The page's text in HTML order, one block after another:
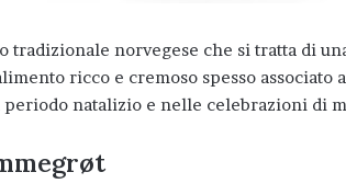
tradizionale norvegese che si tratta di
ricco e cremoso spesso associato
natalizio e nelle celebrazioni di